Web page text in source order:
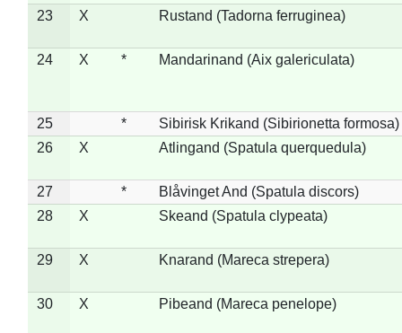
23
X Rustand (Tadorna ferruginea)
24 X * Mandarinand (Aix galericulata)
25 *
Sibirisk Krikand (Sibirionetta formosa)
26
X Atlingand (Spatula querquedula)
27 *
Blåvinget And (Spatula discors)
28
X Skeand (Spatula clypeata)
29 X Knarand (Mareca strepera)
30 X Pibeand (Mareca penelope)